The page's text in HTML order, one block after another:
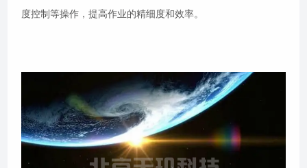
度控制等操作，提高作业的精细度和效率。